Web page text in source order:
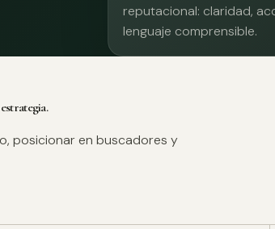
reputacional: claridad,
lenguaje comprensible.
posicionar en buscadores y